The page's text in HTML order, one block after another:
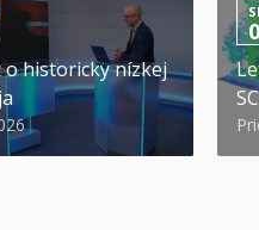
historicky nízkej